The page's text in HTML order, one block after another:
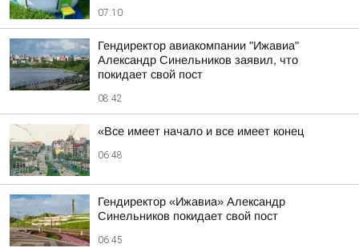
07:10
Гендиректор авиакомпании "Ижавиа"
Александр Синельников заявил, что
покидает свой пост
08:42
«Все имеет начало и все имеет конец
06:48
Гендиректор «Ижавиа» Александр
Синельников покидает свой пост
06:45